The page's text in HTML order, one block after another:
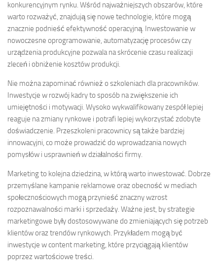
konkurencyjnym rynku. Wśród najważniejszych obszarów, które
warto rozważyć, znajdują się nowe technologie, które mogą
znacznie podnieść efektywność operacyjną. Inwestowanie w
nowoczesne oprogramowanie, automatyzację procesów czy
urządzenia produkcyjne pozwala na skrócenie czasu realizacji
zleceń i obniżenie kosztów produkcji.
Nie można zapominać również o szkoleniach dla pracowników.
Inwestycje w rozwój kadry to sposób na zwiększenie ich
umiejętności i motywacji. Wysoko wykwalifikowany zespół lepiej
reaguje na zmiany rynkowe i potrafi lepiej wykorzystać zdobyte
doświadczenie. Przeszkoleni pracownicy są także bardziej
innowacyjni, co może prowadzić do wprowadzania nowych
pomysłów i usprawnień w działalności firmy.
Marketing to kolejna dziedzina, w którą warto inwestować. Dobrze
przemyślane kampanie reklamowe oraz obecność w mediach
społecznościowych mogą przynieść znaczny wzrost
rozpoznawalności marki i sprzedaży. Ważne jest, by strategie
marketingowe były dostosowywane do zmieniających się potrzeb
klientów oraz trendów rynkowych. Przykładem mogą być
inwestycje w content marketing, które przyciągają klientów
poprzez wartościowe treści.